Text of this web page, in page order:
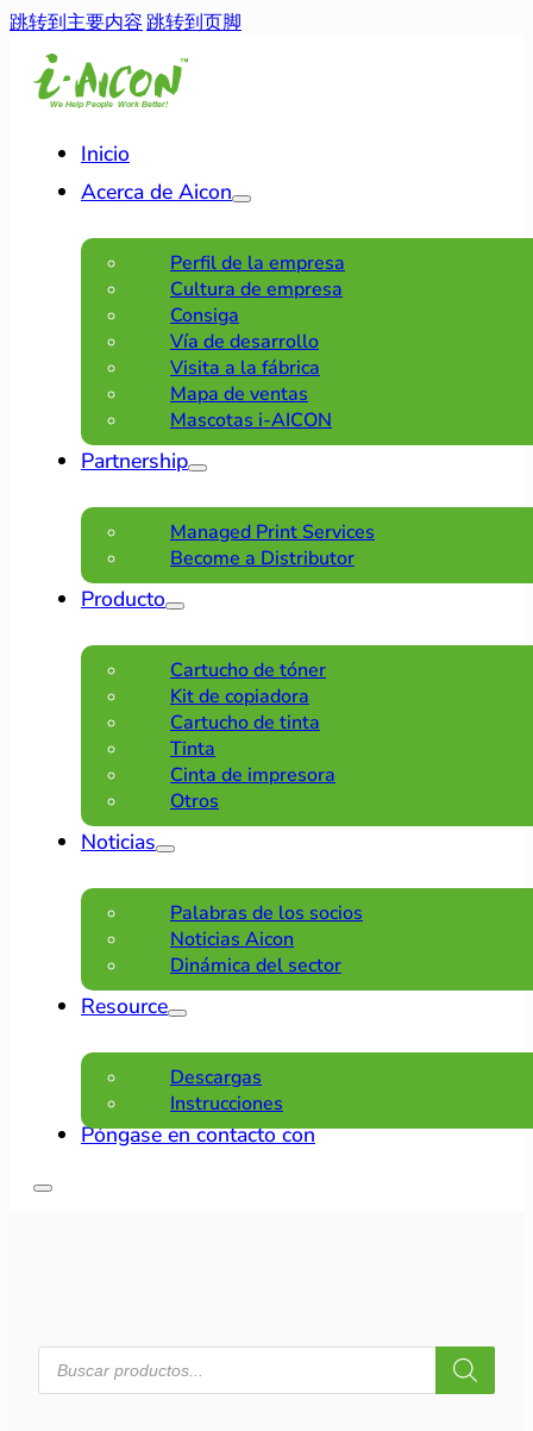
跳转到主要内容跳转到页脚
Inicio
Acerca de Aicon
Perfil de la empresa
Cultura de empresa
Consiga
Vía de desarrollo
Visita a la fábrica
Mapa de ventas
Mascotas i-AICON
Partnership
Managed Print Services
Become a Distributor
Producto
Cartucho de tóner
Kit de copiadora
Cartucho de tinta
Tinta
Cinta de impresora
Otros
Noticias
Palabras de los socios
Noticias Aicon
Dinámica del sector
Resource
Descargas
Instrucciones
Póngase en contacto con
BÚSQUEDA
DE
PRODUCTOS